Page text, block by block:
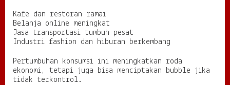
Kafe dan restoran ramai
Belanja online meningkat
Jasa transportasi tumbuh pesat
Industri fashion dan hiburan berkembang
Pertumbuhan konsumsi ini meningkatkan roda
ekonomi, tetapi juga bisa menciptakan bubble jika
tidak terkontrol.